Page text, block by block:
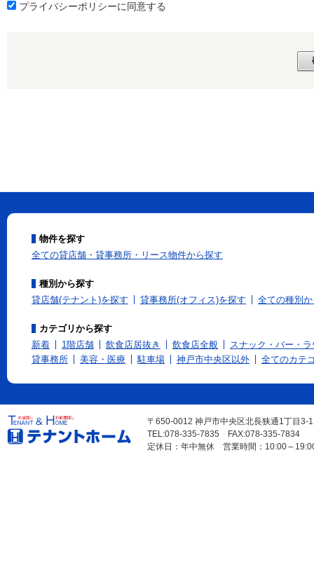
プライバシーポリシーに同意する
物件を探す
全ての貸店舗・貸事務所・リース物件から探す
種別から探す
貸店舗(テナント)を探す
貸事務所(オフィス)を探す 全ての種別
カテゴリから探す
新着
1階店舗 飲食店居抜き 飲食店全般
スナック・バー・
貸事務所
美容・医療 駐車場 神戸市中央区以外 全てのカテ
〒650-0012 神戸市中央区北長狭通1丁目3-
TEL:078-335-7835 FAX:078-335-7834
定休日：年中無休 営業時間：10:00～